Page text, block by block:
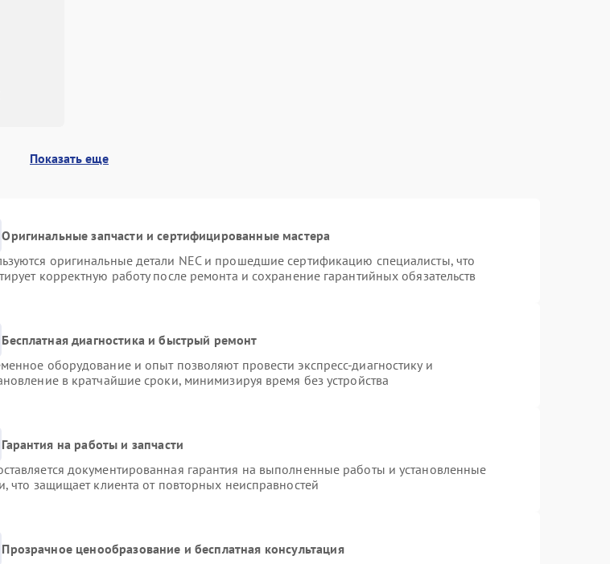
(Keystone)
Показать еще
Оригинальные запчасти и сертифицированные мастера
оригинальные детали NEC и прошедшие сертификацию специалисты, что
корректную работу после ремонта и сохранение гарантийных обязательств
Бесплатная диагностика и быстрый ремонт
оборудование и опыт позволяют провести экспресс-диагностику и
в кратчайшие сроки, минимизируя время без устройства
Гарантия на работы и запчасти
документированная гарантия на выполненные работы и установленные
что защищает клиента от повторных неисправностей
Прозрачное ценообразование и бесплатная консультация